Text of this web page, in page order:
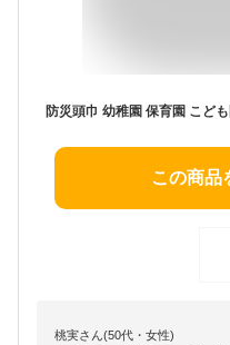
この商品
桃実さん(50代・女性)